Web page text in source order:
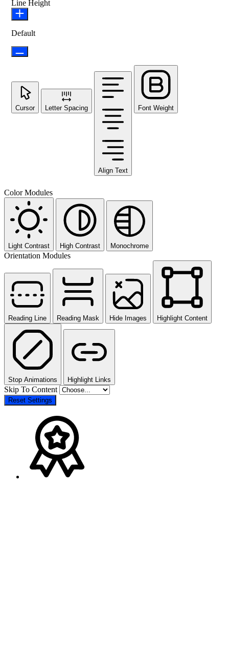
Line Height
Default
Cursor Letter Spacing
Align Text
Font Weight
Color Modules
Light Contrast High Contrast Monochrome
Orientation Modules
Reading Line Reading Mask Hide Images Highlight Content
Stop Animations Highlight Links
Skip To Content
Reset Settings